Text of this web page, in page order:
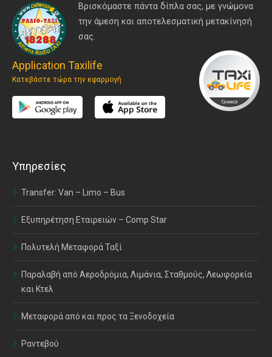
Βρισκόμαστε πάντα δίπλα σας, με γνώμονα
την άμεση και αποτελεσματική μετακίνησή
σας.
Application Taxilife
Κατεβάστε τώρα την εφαρμογή
Υπηρεσίες
Transfer: Van – Limo – Bus
Εξυπηρέτηση Εταιρειών – Comp Star
Πολυτελή Μεταφορά Ταξί
Παραλαβή από Αεροδρόμια, Λιμάνια, Σταθμούς, Λεωφορεία
και Κτελ
Μεταφορά από και προς τα Ξενοδοχεία
Ραντεβού